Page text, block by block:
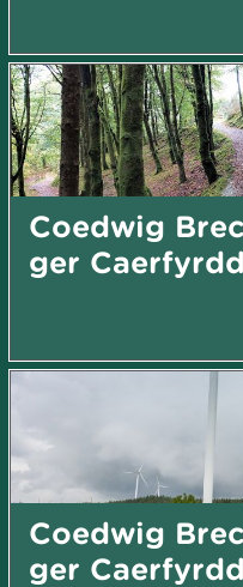
Coedwig
ger
Coedwig
ger